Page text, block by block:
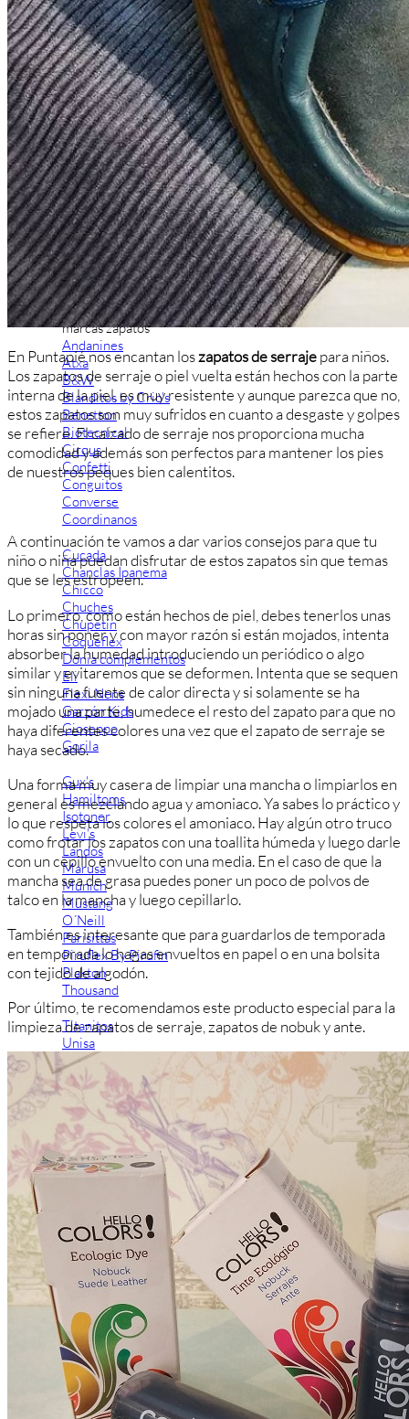
Comunión niño
Peuques niño
Blucher niño y chico
Mocasines niño
Náuticos niño
Chanclas niño
Zapatillas lona niño
CALZADO RESPETUOSO
Exploradores (18-26)
Aventureros (26-34)
COMUNION Y CEREMONIA
Vestidos Comunión Niña
Zapatos comunión niña
Zapatos comunión niño
Complementos niña
Marcas
marcas zapatos
Andanines
Atxa
B&W
Blanditos by Crio's
Benetton
Biotecnical
Cirqus
Confetti
Conguitos
Converse
Coordinanos
Cucada
Chanclas Ipanema
Chicco
Chuches
Chupetín
Coqueflex
Donia complementos
Eli
Flexi Nens
Garzón Kids
Gioseppo
Gorila
Gux's
Hamiltoms
Isotoner
Levi's
Landos
Marusa
Munich
Mustang
O´Neill
Parisittas
Piruflex By Pirufin
Plakton
Thousand
Titanitos
Unisa
Wikers
Zapatillas Victoria
ZapyFlex
Zeñay
Zoysan
Yowas
marcas ropa
Lion of Porches
Marita Rial
Zapatos OUTLET
Zapatos Niña OUTLET
Zapatos Niño OUTLET
Buscar
por:
Buscar
por:
En Puntapié nos encantan loszapatos de serrajepara niños.
Los zapatos de serraje o piel vuelta están hechos con la parte
interna de la piel, es muy resistente y aunque parezca que no,
estos zapatos son muy sufridos en cuanto a desgaste y golpes
se refiere. El calzado de serraje nos proporciona mucha
comodidad y además son perfectos para mantener los pies
de nuestros peques bien calentitos.
A continuación te vamos a dar varios consejos para que tu
niño o niña puedan disfrutar de estos zapatos sin que temas
que se les estropeen.
Lo primero, como están hechos de piel, debes tenerlos unas
horas sin poner y con mayor razón si están mojados, intenta
absorber la humedad introduciendo un periódico o algo
similar y evitaremos que se deformen. Intenta que se sequen
sin ninguna fuente de calor directa y si solamente se ha
mojado una parte, humedece el resto del zapato para que no
haya diferentes colores una vez que el zapato de serraje se
haya secado.
Una forma muy casera de limpiar una mancha o limpiarlos en
general es mezclando agua y amoniaco. Ya sabes lo práctico y
lo que respeta los colores el amoniaco. Hay algún otro truco
como frotar los zapatos con una toallita húmeda y luego darle
con un cepillo envuelto con una media. En el caso de que la
mancha sea de grasa puedes poner un poco de polvos de
talco en la mancha y luego cepillarlo.
También es interesante que para guardarlos de temporada
en temporada lo hagas envueltos en papel o en una bolsita
con tejido de algodón.
Por último, te recomendamos este producto especial para la
limpieza de zapatos de serraje, zapatos de nobuk y ante.